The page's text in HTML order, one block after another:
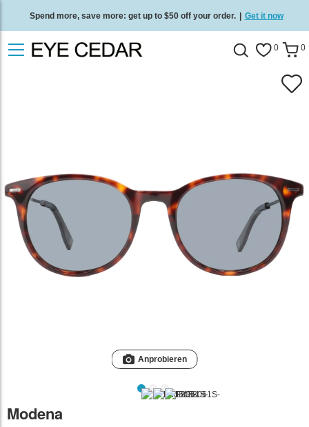
Spend more, save more: get up to $50 off your order. | Get it now
Free standard delivery on all orders Shop now 0 0
Anprobieren
Modena